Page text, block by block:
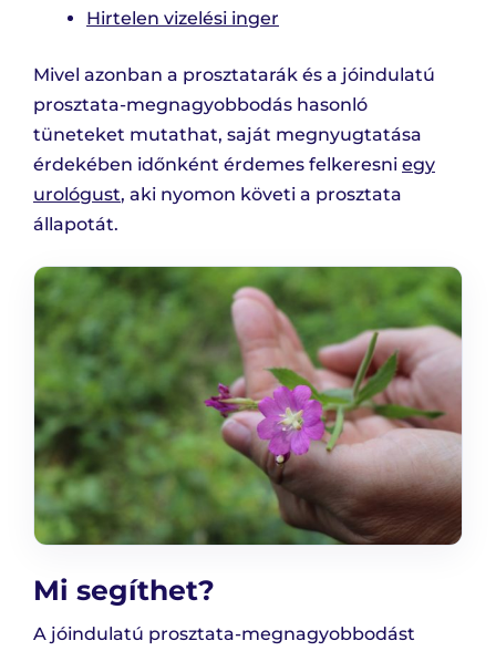
Hirtelen vizelési inger
Mivel azonban a prosztatarák és a jóindulatú
prosztata-megnagyobbodás hasonló
tüneteket mutathat, saját megnyugtatása
érdekében időnként érdemes felkeresni egy
urológust, aki nyomon követi a prosztata
állapotát.
Mi segíthet?
A jóindulatú prosztata-megnagyobbodást